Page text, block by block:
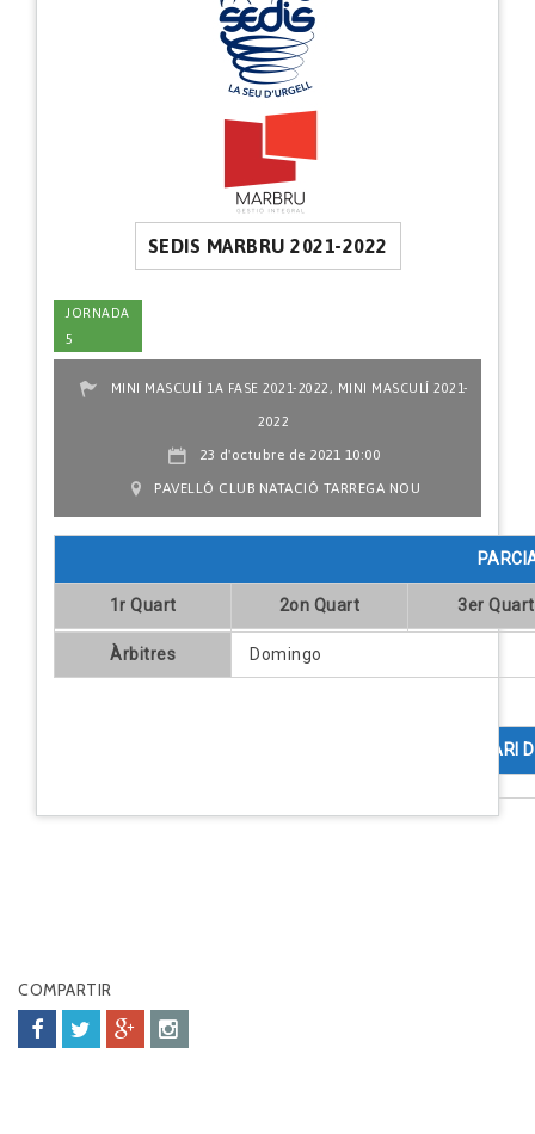
SEDIS MARBRU 2021-2022
JORNADA
5
MINI MASCULÍ 1A FASE 2021-2022 , MINI MASCULÍ 2021-
2022
23 d'octubre de 2021 10:00
PAVELLÓ CLUB NATACIÓ TARREGA NOU
1r Quart 2on Quart 3er Quart
Àrbitres Domingo
COMENTARI
COMPARTIR